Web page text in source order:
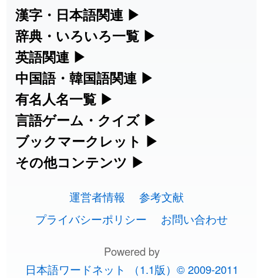
2026-08-06 「 」のイメージを追加しました
2026-08-06 「 元旦」のイメージを追加しました
2026-08-06 「
2026-08-06
2026-08-06 胆石」のイメージを追加しました
2026-08-06 「下取」のイメージを追加しました
2026-08-06 「無性 」のイメージを追加しました
2026-08-06 「黃」のイメージを追加しました
2026-08-06 「 」のイメージを追加しました User feedback
」のイメージを追加しました
漢字・日本語関連 ▶
漢字の読み方検索、手書き入力、書き順
練習など、日本語学習に役立つツールを
集めています。
人名漢字辞典 - 読み方検索
手書き漢字入力
漢字の書き方・書き順 書き取り練習
ひらがなの書き方・書き順
カタカナの書き方・書き順
辞典・いろいろ一覧 ▶
部首・画数別の漢字一覧、熟語辞典、地
名・駅名検索など、各種リファレンスツ
ールです。
部首画数別漢字一覧
常用漢字一覧
画数別なまえ漢字一覧
名前イメージイラスト一覧
英語関連 ▶
カタカナ語・略語の意味検索、発音記
号、リスニング練習など英語学習ツール
です。
カタカナ語の意味・発音・類語辞典
英語の発音記号一覧
英単語リスニングテスト
英語の意味・発音の違い
中国語・韓国語関連 ▶
中国語のピンイン変換、韓国語の手書き
入力など、アジア言語学習ツールです。
手書き中国語入力 変換ツール
韓国語手書き入力
外国語翻訳ツール
有名人名一覧 ▶
海外セレブやスポーツ選手の名前の読み
方・発音を確認できます。
海外有名人の苗字・名前一覧と発音
プレミアリーグ選手名一覧
WEリーグ選手名一覧
言語ゲーム・クイズ ▶
四字熟語パズルや漢字クイズなど、楽し
みながら学べるゲームです。
有名人名前読みクイズ（毎日更新）
四字熟語デイリー穴埋めクイズ（毎日
ブックマークレット ▶
ブラウザに登録して、どのサイトからで
す。
漢字読み方検索ブックマークレット
英語・カタカナ語意味検索ブックマー
その他コンテンツ ▶
その他の便利ツールです。
絵文字の意味と使い方
トレンドワード・イメージギャラリ
運営者情報
参考文献
プライバシーポリシー
お問い合わせ
Powered by
日本語ワードネット （1.1版）© 2009-2011